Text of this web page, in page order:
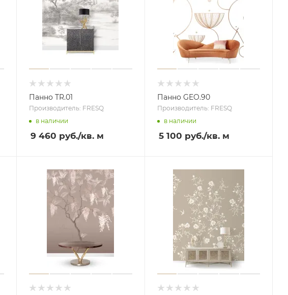
Панно TR.01
Производитель: FRESQ
в наличии
9 460 руб./кв. м
Панно GEO.90
Производитель: FRESQ
в наличии
5 100 руб./кв. м